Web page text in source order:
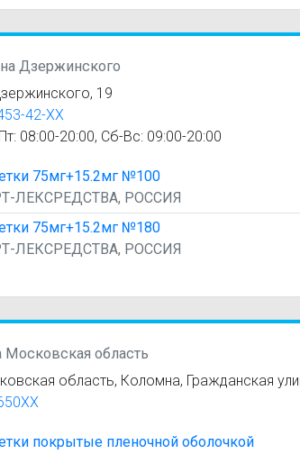
на Дзержинского
19
42-XX
08:00-20:00, Сб-Вс: 09:00-20:00
75мг+15.2мг №100
ЛЕКСРЕДСТВА, РОССИЯ
75мг+15.2мг №180
ЛЕКСРЕДСТВА, РОССИЯ
Московская область
область, Коломна, Гражданская
покрытые пленочной оболочкой